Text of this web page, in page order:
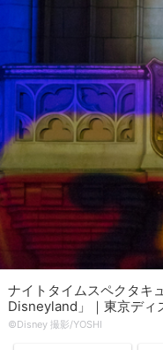
ナイトタイムスペクタキ
Disneyland」｜東京ディ
©︎Disney 撮影/YOSHI